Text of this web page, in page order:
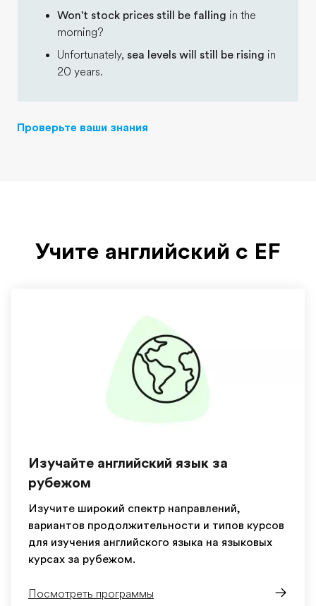
Won't stock prices still be falling in the
morning?
Unfortunately, sea levels will still be rising in
20 years.
Проверьте ваши знания
Учите английский с EF
Изучайте английский язык за
рубежом
Изучите широкий спектр направлений,
вариантов продолжительности и типов курсов
для изучения английского языка на языковых
курсах за рубежом.
Посмотреть программы